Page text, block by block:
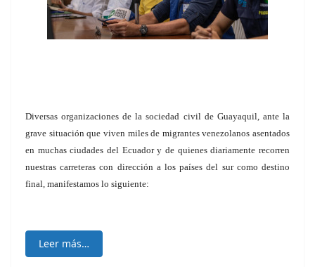
Diversas organizaciones de la sociedad civil de Guayaquil, ante la
grave situación que viven miles de migrantes venezolanos asentados
en muchas ciudades del Ecuador y de quienes diariamente recorren
nuestras carreteras con dirección a los países del sur como destino
final, manifestamos lo siguiente:
Leer más…